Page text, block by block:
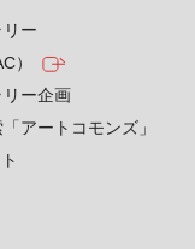
ー
）
ー企画
アートコモンズ」